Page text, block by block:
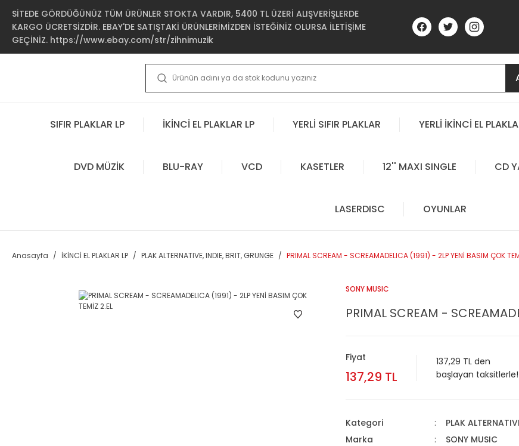
SİTEDE GÖRDÜĞÜNÜZ TÜM ÜRÜNLER STOKTA VARDIR, 5400 TL ÜZERİ ALIŞVERİŞLERDE
KARGO ÜCRETSİZDİR. EBAY'DE SATIŞTAKİ ÜRÜNLERİMİZDEN İSTEĞİNİZ OLURSA İLETİŞİME
GEÇİNİZ. https://www.ebay.com/str/zihnimuzik
SIFIR PLAKLAR LP İKİNCİ EL PLAKLAR LP YERLİ SIFIR PLAKLAR YERLİ İKİNCİ EL
DVD MÜZİK BLU-RAY VCD KASETLER 12'' MAXI SINGLE CD
LASERDISC OYUNLAR
Anasayfa İKİNCİ EL PLAKLAR LP PLAK ALTERNATIVE, INDIE, BRIT, GRUNGE PRIMAL SCREAM - SCREAMADELICA (1991) - 2LP YENİ BASIM ÇOK
SONY MUSIC
PRIMAL SCREAM -
Fiyat
137,29 TL
137,29 TL den
başlayan
Kategori
PLAK
Marka
SONY MUSIC